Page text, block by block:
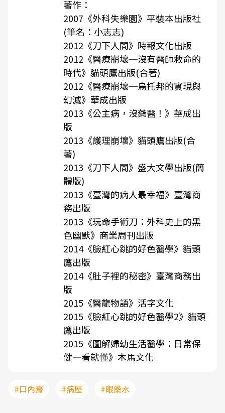
著作：
2007《外科失樂園》平裝本出版社
(筆名：小志志)
2012《刀下人間》時報文化出版
2012《醫療崩壞─沒有醫師救命的
時代》貓頭鷹出版(合著)
2012《醫療崩壞─烏托邦的實現與
幻滅》華成出版
2013《公主病，沒藥醫！》華成出
版
2013《護理崩壞》貓頭鷹出版(合
著)
2013《刀下人間》盛大文學出版(簡
體版)
2013《臺灣的病人最幸福》臺灣商
務出版
2013《玩命手術刀：外科史上的黑
色幽默》商業周刊出版
2014《臉紅心跳的好色醫學》貓頭
鷹出版
2014《肚子裡的秘密》臺灣商務出
版
2015《醫龍物語》活字文化
2015《臉紅心跳的好色醫學2》貓頭
鷹出版
2015《圖解婦幼生活醫學：日常保
健一看就懂》木馬文化
#口內膏 #病歷 #眼藥水